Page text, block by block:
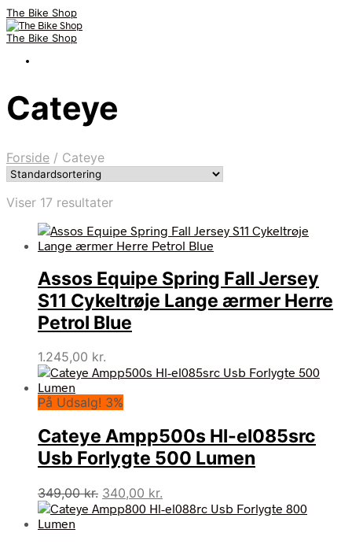
The Bike Shop
The Bike Shop
Cateye
Forside / Cateye
Viser 17 resultater
Assos Equipe Spring Fall Jersey
S11 Cykeltrøje Lange ærmer Herre
Petrol Blue
1.245,00 kr.
På Udsalg! 3%
Cateye Ampp500s Hl-el085src
Usb Forlygte 500 Lumen
349,00kr. Den
oprindelige
340,00 kr.
aktuelle